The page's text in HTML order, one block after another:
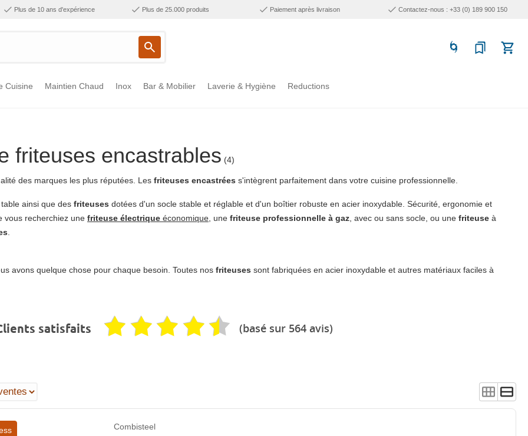
Plus de 10 ans d'expérience Plus de 25.000 produits Paiement après livraison Contactez-nous : +33 (0) 189 900 150
Cuisine Maintien Chaud Inox Bar & Mobilier Laverie & Hygiène Reductions
friteuses encastrables (4)
des marques les plus réputées. Les friteuses encastrées s'intègrent parfaitement dans votre cuisine professionnelle.
ainsi que des friteuses dotées d'un socle stable et réglable et d'un boîtier robuste en acier inoxydable. Sécurité, ergonomie et
vous recherchiez une friteuse électrique économique , une friteuse professionnelle à gaz , avec ou sans socle, ou une friteuse à
avons quelque chose pour chaque besoin. Toutes nos friteuses sont fabriquées en acier inoxydable et autres matériaux faciles à
satisfaits (basé sur 564 avis)
Combisteel